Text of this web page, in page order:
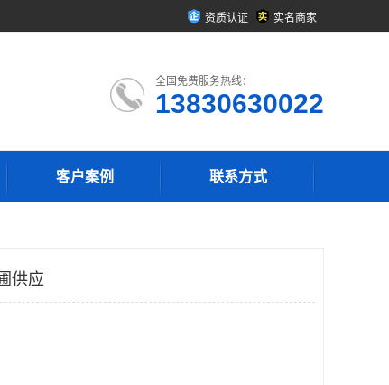
资质认证 实名商家
全国免费服务热线：
13830630022
客户案例 联系方式
供应